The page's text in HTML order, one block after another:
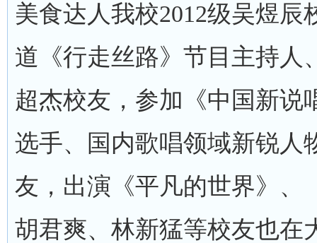
美食达人我校2012级吴煜
道《行走丝路》节目主持人
超杰校友，参加《中国新说
选手、国内歌唱领域新锐人
友，出演《平凡的世界》、
胡君爽、林新猛等校友也在